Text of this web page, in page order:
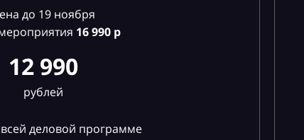
до 19 ноября
16990 р
12 990
рублей
деловой программе